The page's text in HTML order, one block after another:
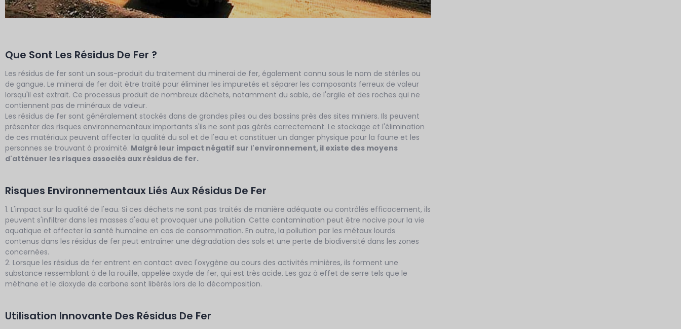
Que Sont Les Résidus De Fer ?
Les résidus de fer sont un sous-produit du traitement du minerai de fer, également connu sous le nom de stériles ou
de gangue. Le minerai de fer doit être traité pour éliminer les impuretés et séparer les composants ferreux de valeur
lorsqu'il est extrait. Ce processus produit de nombreux déchets, notamment du sable, de l'argile et des roches qui ne
contiennent pas de minéraux de valeur.
Les résidus de fer sont généralement stockés dans de grandes piles ou des bassins près des sites miniers. Ils peuvent
présenter des risques environnementaux importants s'ils ne sont pas gérés correctement. Le stockage et l'élimination
de ces matériaux peuvent affecter la qualité du sol et de l'eau et constituer un danger physique pour la faune et les
personnes se trouvant à proximité. Malgré leur impact négatif sur l'environnement, il existe des moyens
d'atténuer les risques associés aux résidus de fer.
Risques Environnementaux Liés Aux Résidus De Fer
1. L'impact sur la qualité de l'eau. Si ces déchets ne sont pas traités de manière adéquate ou contrôlés efficacement, ils
peuvent s'infiltrer dans les masses d'eau et provoquer une pollution. Cette contamination peut être nocive pour la vie
aquatique et affecter la santé humaine en cas de consommation. En outre, la pollution par les métaux lourds
contenus dans les résidus de fer peut entraîner une dégradation des sols et une perte de biodiversité dans les zones
concernées.
2. Lorsque les résidus de fer entrent en contact avec l'oxygène au cours des activités minières, ils forment une
substance ressemblant à de la rouille, appelée oxyde de fer, qui est très acide. Les gaz à effet de serre tels que le
méthane et le dioxyde de carbone sont libérés lors de la décomposition.
Utilisation Innovante Des Résidus De Fer